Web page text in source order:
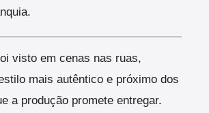
visto em cenas nas ruas,
mais autêntico e próximo dos
a produção promete entregar.